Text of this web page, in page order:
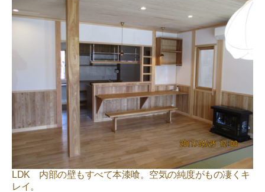
LDK 内部の壁もすべて本漆喰。空気の純度がもの凄くキ
レイ。